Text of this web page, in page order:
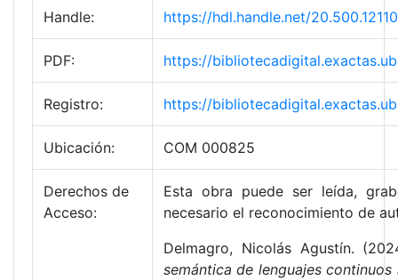
Handle: https://hdl.handle.net/
PDF: https://
Registro: https://
Ubicación: COM 000825
Derechos de
Acceso:
Esta obra puede ser leída,
necesario el reconocimiento de
Delmagro, Nicolás Agustín.
semántica de lenguajes